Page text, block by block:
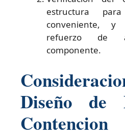
estructura
conveniente,
refuerzo de
componente.
Diseño de
Contencion